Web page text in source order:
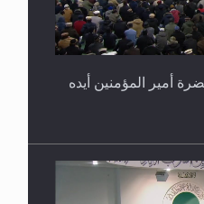
أمير المؤمنين أيده